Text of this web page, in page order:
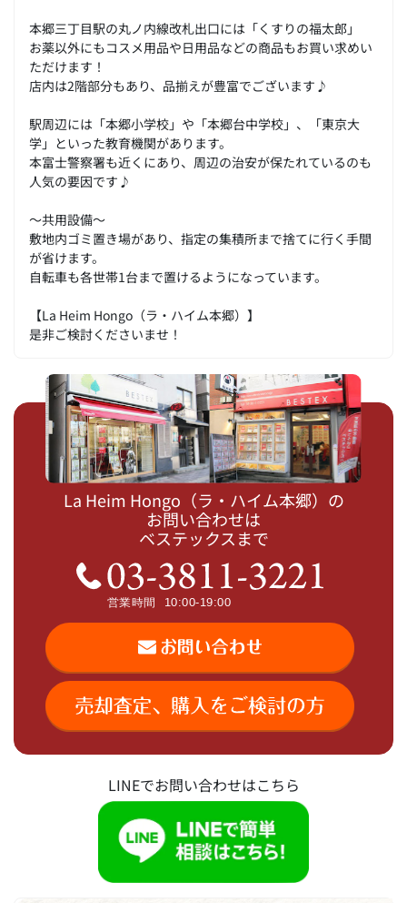
本郷三丁目駅の丸ノ内線改札出口には「くすりの福太郎」
お薬以外にもコスメ用品や日用品などの商品もお買い求めい
ただけます！
店内は2階部分もあり、品揃えが豊富でございます♪
駅周辺には「本郷小学校」や「本郷台中学校」、「東京大
学」といった教育機関があります。
本富士警察署も近くにあり、周辺の治安が保たれているのも
人気の要因です♪
～共用設備～
敷地内ゴミ置き場があり、指定の集積所まで捨てに行く手間
が省けます。
自転車も各世帯1台まで置けるようになっています。
【La Heim Hongo（ラ・ハイム本郷）】
是非ご検討くださいませ！
La Heim Hongo（ラ・ハイム本郷）の
お問い合わせは
ベステックスまで
LINEでお問い合わせはこちら